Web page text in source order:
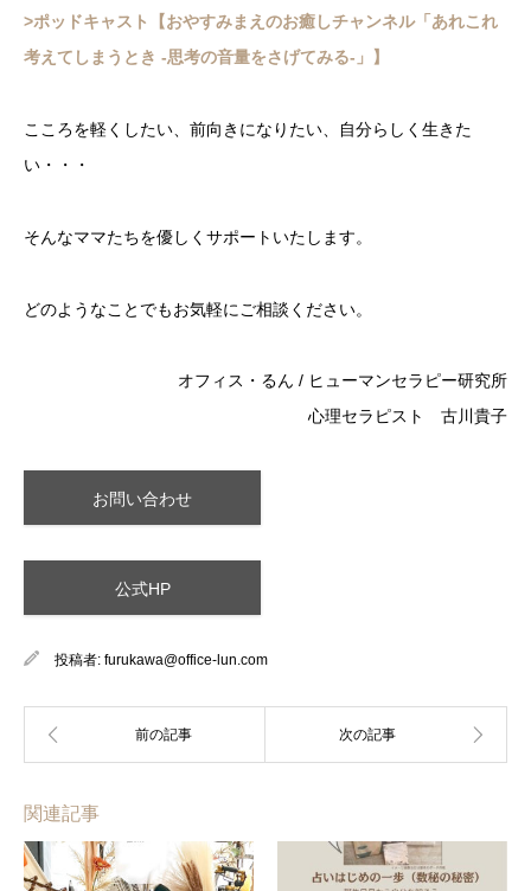
>ポッドキャスト【おやすみまえのお癒しチャンネル「あれこれ
考えてしまうとき -思考の音量をさげてみる-」】
こころを軽くしたい、前向きになりたい、自分らしく生きた
い・・・
そんなママたちを優しくサポートいたします。
どのようなことでもお気軽にご相談ください。
オフィス・るん / ヒューマンセラピー研究所
心理セラピスト 古川貴子
お問い合わせ
公式HP
投稿者: furukawa@office-lun.com
関連記事